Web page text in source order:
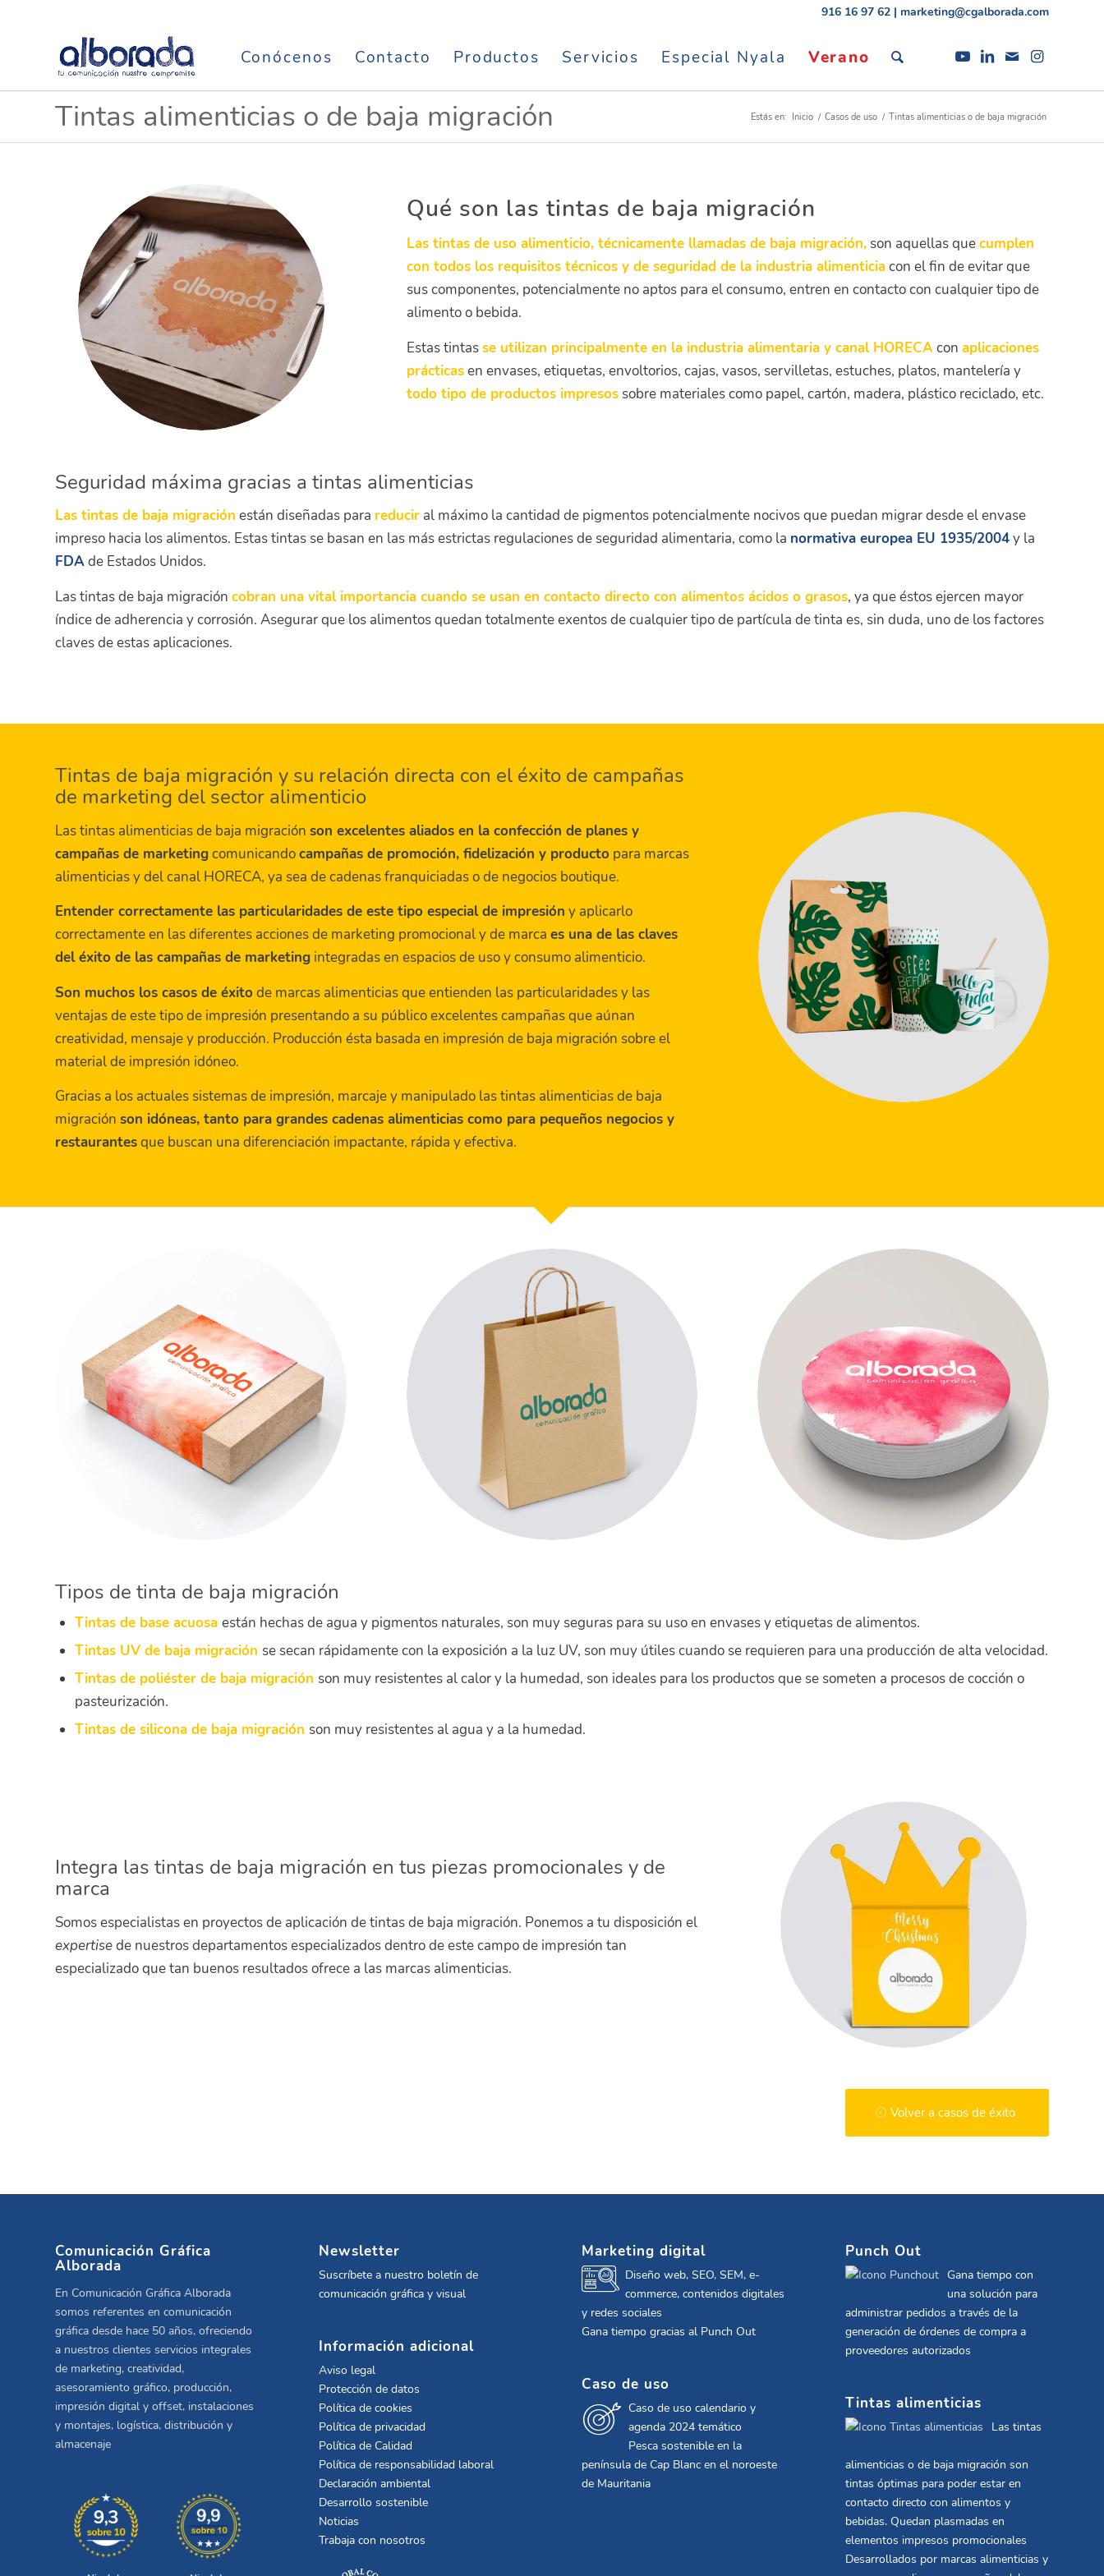
916 16 97 62 | marketing@cgalborada.com
Conócenos Contacto Productos Servicios Especial Nyala Verano
Tintas alimenticias o de baja migración Estás en: Inicio / Casos de uso / Tintas alimenticias o de baja migración
Qué son las tintas de baja migración
Las tintas de uso alimenticio, técnicamente llamadas de baja migración, son aquellas quecumplen
con todos los requisitos técnicos y de seguridad de la industria alimenticiacon el fin de evitar que
sus componentes, potencialmente no aptos para el consumo, entren en contacto con cualquier tipo de
alimento o bebida.
Estas tintasse utilizan principalmente en la industria alimentaria y canal HORECAcon aplicaciones
prácticasen envases, etiquetas, envoltorios, cajas, vasos, servilletas, estuches, platos, mantelería y
todo tipo de productos impresos sobre materiales como papel, cartón, madera, plástico reciclado, etc.
Seguridad máxima gracias a tintas alimenticias
Las tintas de baja migración están diseñadas para reducir al máximo la cantidad de pigmentos potencialmente nocivos que puedan migrar desde el envase
impreso hacia los alimentos. Estas tintas se basan en las más estrictas regulaciones de seguridad alimentaria, como la normativa europea EU 1935/2004y la
FDAde Estados Unidos.
Las tintas de baja migración cobran una vital importancia cuando se usan en contacto directo con alimentos ácidos o grasos, ya que éstos ejercen mayor
índice de adherencia y corrosión. Asegurar que los alimentos quedan totalmente exentos de cualquier tipo de partícula de tinta es, sin duda, uno de los factores
claves de estas aplicaciones.
Tintas de baja migración y su relación directa con el éxito de campañas
de marketing del sector alimenticio
Las tintas alimenticias de baja migración son excelentes aliados en la confección de planes y
campañas de marketingcomunicandocampañas de promoción, fidelización y producto para marcas
alimenticias y del canal HORECA, ya sea de cadenas franquiciadas o de negocios boutique.
Entender correctamente las particularidades de este tipo especial de impresión y aplicarlo
correctamente en las diferentes acciones de marketing promocional y de marca es una de las claves
del éxito de las campañas de marketing integradas en espacios de uso y consumo alimenticio.
Son muchos los casos de éxito de marcas alimenticias que entienden las particularidades y las
ventajas de este tipo de impresión presentando a su público excelentes campañas que aúnan
creatividad, mensaje y producción. Producción ésta basada en impresión de baja migración sobre el
material de impresión idóneo.
Gracias a los actuales sistemas de impresión, marcaje y manipulado las tintas alimenticias de baja
migración son idóneas, tanto para grandes cadenas alimenticias como para pequeños negocios y
restaurantesque buscan una diferenciación impactante, rápida y efectiva.
Tipos de tinta de baja migración
Tintas de base acuosa están hechas de agua y pigmentos naturales, son muy seguras para su uso en envases y etiquetas de alimentos.
Tintas UV de baja migración se secan rápidamente con la exposición a la luz UV, son muy útiles cuando se requieren para una producción de alta velocidad.
Tintas de poliéster de baja migración son muy resistentes al calor y la humedad, son ideales para los productos que se someten a procesos de cocción o
pasteurización.
Tintas de silicona de baja migración son muy resistentes al agua y a la humedad.
Integra las tintas de baja migración en tus piezas promocionales y de
marca
Somos especialistas en proyectos de aplicación de tintas de baja migración. Ponemos a tu disposición el
expertisede nuestros departamentos especializados dentro de este campo de impresión tan
especializado que tan buenos resultados ofrece a las marcas alimenticias.
Volver a casos de éxito
Comunicación Gráfica
Alborada
En Comunicación Gráfica Alborada
somos referentes en comunicación
gráfica desde hace 50 años, ofreciendo
a nuestros clientes servicios integrales
de marketing, creatividad,
asesoramiento gráfico, producción,
impresión digital y offset, instalaciones
y montajes, logística, distribución y
almacenaje
Newsletter
Suscríbete a nuestro boletín de
comunicación gráfica y visual
Información adicional
Aviso legal
Protección de datos
Política de cookies
Política de privacidad
Política de Calidad
Política de responsabilidad laboral
Declaración ambiental
Desarrollo sostenible
Noticias
Trabaja con nosotros
Marketing digital
Diseño web, SEO, SEM, e-
commerce, contenidos digitales
y redes sociales
Gana tiempo gracias al Punch Out
Caso de uso
Caso de uso calendario y
agenda 2024 temático
Pesca sostenible en la
península de Cap Blanc en el noroeste
de Mauritania
Punch Out
Gana tiempo con
una solución para
administrar pedidos a través de la
generación de órdenes de compra a
proveedores autorizados
Tintas alimenticias
Las tintas
alimenticias o de baja migración son
tintas óptimas para poder estar en
contacto directo con alimentos y
bebidas. Quedan plasmadas en
elementos impresos promocionales
Desarrollados por marcas alimenticias y